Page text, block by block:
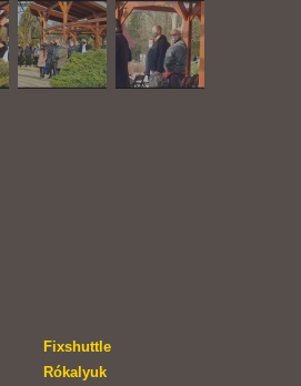
Fixshuttle
Rókalyuk